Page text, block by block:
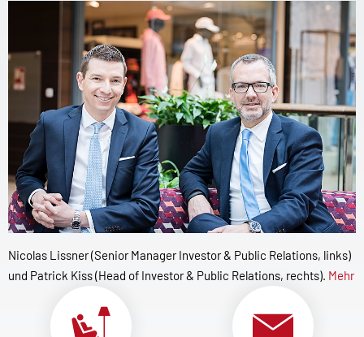
Nicolas Lissner (Senior Manager Investor & Public Relations, links)
und Patrick Kiss (Head of Investor & Public Relations, rechts). Mehr